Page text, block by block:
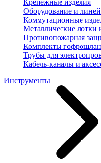
Крепежные изделия
Оборудование и
Коммутационные
Металлические лотки
Противопожарная
Комплекты
Трубы для
Кабель-каналы и
Инструменты